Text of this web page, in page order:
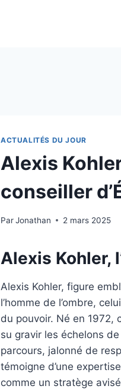
ACTUALITÉS DU JOUR
Alexis
conseiller
ParJonathan 2 mars 2025
Alexis Kohler,
Alexis Kohler, figure
l’homme de l’ombre,
du pouvoir. Né en 1972,
su gravir les échelons
parcours, jalonné de
témoigne d’une
comme un stratège